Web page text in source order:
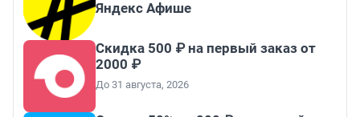
Яндекс Афише
Скидка 500 ₽ на первый заказ от
2000 ₽
До 31 августа, 2026